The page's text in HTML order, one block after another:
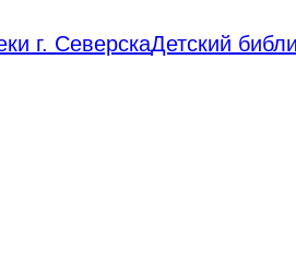
г. СеверскаДетский